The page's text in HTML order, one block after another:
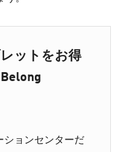
ットをお得
ションセンターだ